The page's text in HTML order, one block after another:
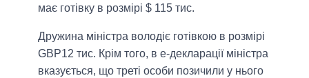
має готівку в розмірі $ 115 тис.
Дружина міністра володіє готівкою в розмірі
GBP12 тис. Крім того, в е-декларації міністра
вказується, що треті особи позичили у нього